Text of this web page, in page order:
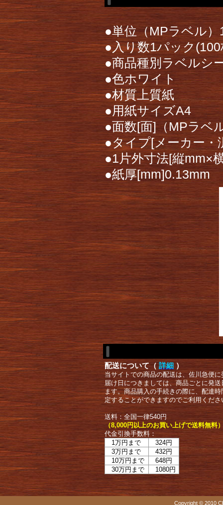
●単位（MPラベル
●入り数1パック(100
●商品種別ラベルシ
●色ホワイト
●材質上質紙
●用紙サイズA4
●面数[面]（MPラベ
●タイプ[メーカー・
●1片外寸法[縦mm×
●紙厚[mm]0.13mm
配送について（ 詳細 ）
当サイトでの商品の配送は、佐川急便
届け日につきましては、商品ごとに発
ます。商品購入の手続きの際に、配達
定することができますのでご利用くださ
送料：全国一律540円
（8,000円以上のお買い上げで送料無料
代金引換手数料：
1万円まで
324円
3万円まで
432円
10万円まで
648円
30万円まで
1080円
Copyright © 2010